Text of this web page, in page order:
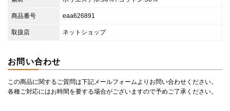
商品番号 eaa626891
取扱店 ネットショップ
お問い合わせ
この商品に関するご質問は下記メールフォームよりお問い合わせください。
各種ご対応にはお時間を要する場合がございますので予めご了承ください。